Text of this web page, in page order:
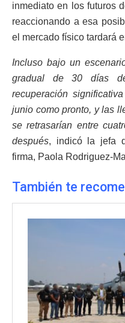
inmediato en los futuros
reaccionando a esa
el mercado físico tardará
Incluso bajo un
gradual de 30 días
recuperación
junio como pronto, y las
se retrasarían entre
después, indicó la jefa
firma, Paola Rodriguez-
También te